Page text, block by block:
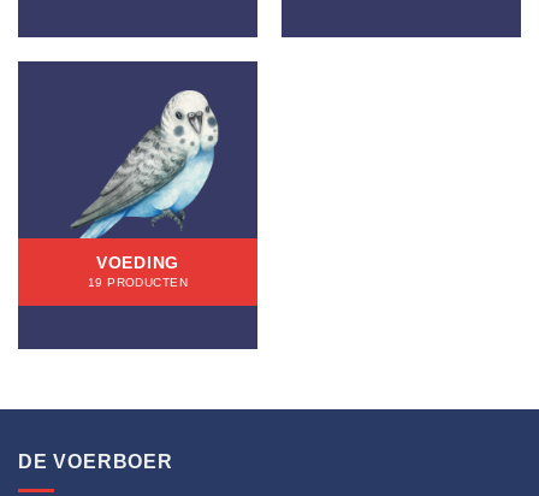
VOEDING
19 PRODUCTEN
DE VOERBOER